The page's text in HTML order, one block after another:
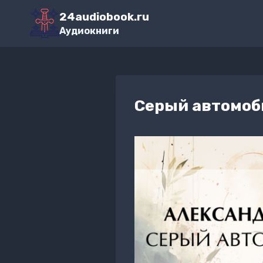
Перейти
содержимому
24audiobook.ru
Аудиокниги
Серый